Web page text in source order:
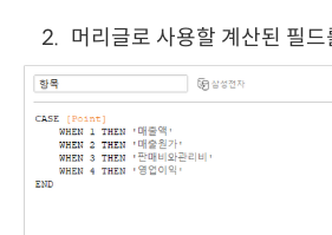
머리글로 사용할 계산된 필